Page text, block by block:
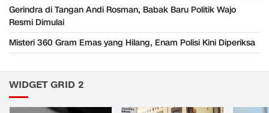
Gerindra di Tangan Andi Rosman, Babak Baru Politik Wajo
Resmi Dimulai
Misteri 360 Gram Emas yang Hilang, Enam Polisi Kini Diperiksa
WIDGET GRID 2